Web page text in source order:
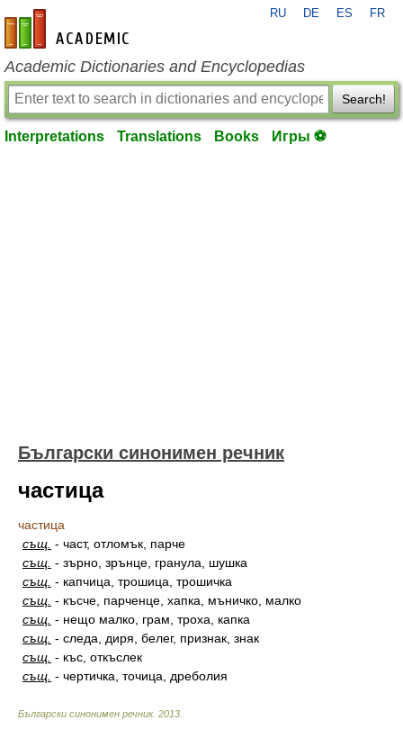
en-academic.com
RU DE ES FR
Academic Dictionaries and Encyclopedias
Search!
Interpretations Translations Books Игры ⚽
Български синонимен речник
частица
частица
същ. - част, отломък, парче
същ. - зърно, зрънце, гранула, шушка
същ. - капчица, трошица, трошичка
същ. - късче, парченце, хапка, мъничко, малко
същ. - нещо малко, грам, троха, капка
същ. - следа, диря, белег, признак, знак
същ. - къс, откъслек
същ. - чертичка, точица, дреболия
Български синонимен речник. 2013